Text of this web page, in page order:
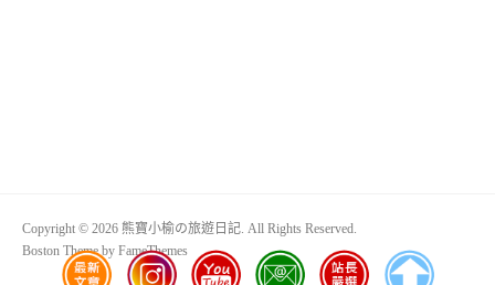
Copyright © 2026 熊寶小榆の旅遊日記. All Rights Reserved.
Boston Theme by FameThemes